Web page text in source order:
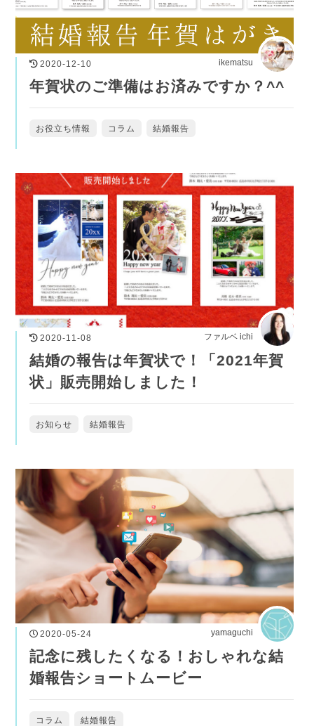
ikematsu
2020-12-10
年賀状のご準備はお済みですか？^^
お役立ち情報 コラム 結婚報告
ファルベ ichi
2020-11-08
結婚の報告は年賀状で！「2021年賀
状」販売開始しました！
お知らせ 結婚報告
yamaguchi
2020-05-24
記念に残したくなる！おしゃれな結
婚報告ショートムービー
コラム 結婚報告